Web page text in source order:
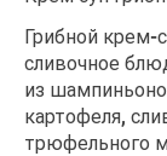
Грибной крем-
сливочное
из
картофеля,
трюфельного